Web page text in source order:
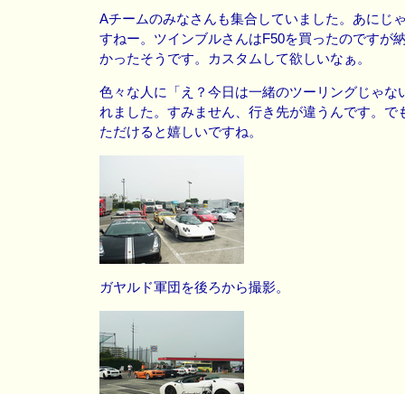
Aチームのみなさんも集合していました。あにじ
すねー。ツインブルさんはF50を買ったのですが
かったそうです。カスタムして欲しいなぁ。
色々な人に「え？今日は一緒のツーリングじゃな
れました。すみません、行き先が違うんです。で
ただけると嬉しいですね。
ガヤルド軍団を後ろから撮影。